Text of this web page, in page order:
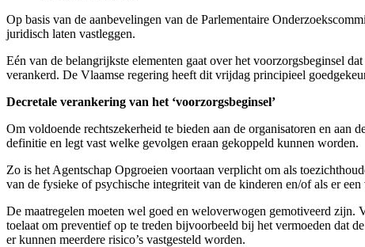
Op basis van de aanbevelingen van de Parlementaire
juridisch laten vastleggen.
Eén van de belangrijkste elementen gaat over het voorzorgsbeginsel
verankerd. De Vlaamse regering heeft dit vrijdag principieel
Decretale verankering van het ‘voorzorgsbeginsel’
Om voldoende rechtszekerheid te bieden aan de organisatoren en aan
definitie en legt vast welke gevolgen eraan gekoppeld kunnen worden.
Zo is het Agentschap Opgroeien voortaan verplicht om als
van de fysieke of psychische integriteit van de kinderen en/of als er
De maatregelen moeten wel goed en weloverwogen gemotiveerd zijn.
toelaat om preventief op te treden bijvoorbeeld bij het vermoeden dat
er kunnen meerdere risico’s vastgesteld worden.